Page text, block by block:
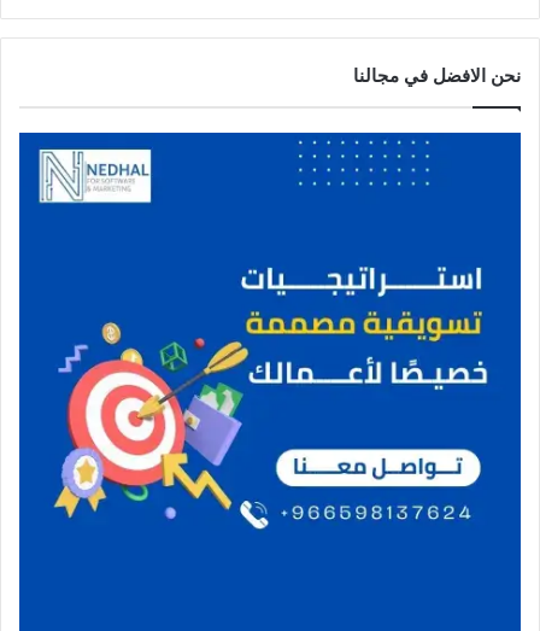
نحن الافضل في مجالنا